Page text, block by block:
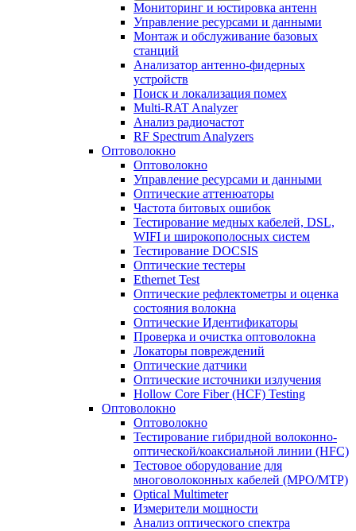
Мониторинг и юстировка антенн
Управление ресурсами и данными
Монтаж и обслуживание базовых
станций
Анализатор антенно-фидерных
устройств
Поиск и локализация помех
Multi-RAT Analyzer
Анализ радиочастот
RF Spectrum Analyzers
Оптоволокно
Оптоволокно
Управление ресурсами и данными
Оптические aттенюаторы
Частота битовых ошибок
Тестирование медных кабелей, DSL,
WIFI и широкополосных систем
Тестирование DOCSIS
Оптические тестеры
Ethernet Test
Оптические рефлектометры и оценка
состояния волокна
Оптические Идентификаторы
Проверка и очистка оптоволокна
Локаторы повреждений
Оптические датчики
Оптические источники излучения
Hollow Core Fiber (HCF) Testing
Оптоволокно
Оптоволокно
Тестирование гибридной волоконно-
оптической/коаксиальной линии (HFC)
Тестовое оборудование для
многоволоконных кабелей (MPO/MTP)
Optical Multimeter
Измерители мощности
Анализ оптического спектра